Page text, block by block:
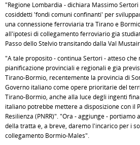
"Regione Lombardia - dichiara Massimo
cosiddetti 'fondi comuni confinanti' per
una connessione ferroviaria tra Tirano e
all'ipotesi di collegamento ferroviario già
Passo dello Stelvio transitando dalla Val
"A tale proposito - continua Sertori - atteso che
pianificazione provinciali e regionali è già
Tirano-Bormio, recentemente la provincia di
Governo italiano come opere prioritarie del
Tirano-Bormio, anche alla luce degli ingenti
italiano potrebbe mettere a disposizione con il
Resilienza (PNRR)". "Ora - aggiunge -
della tratta e, a breve, daremo l'incarico per i
collegamento Bormio-Males".